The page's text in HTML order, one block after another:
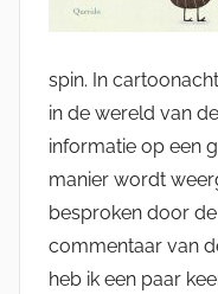
spin. In
in de wereld van
informatie op een
manier wordt
besproken door
commentaar van
heb ik een paar